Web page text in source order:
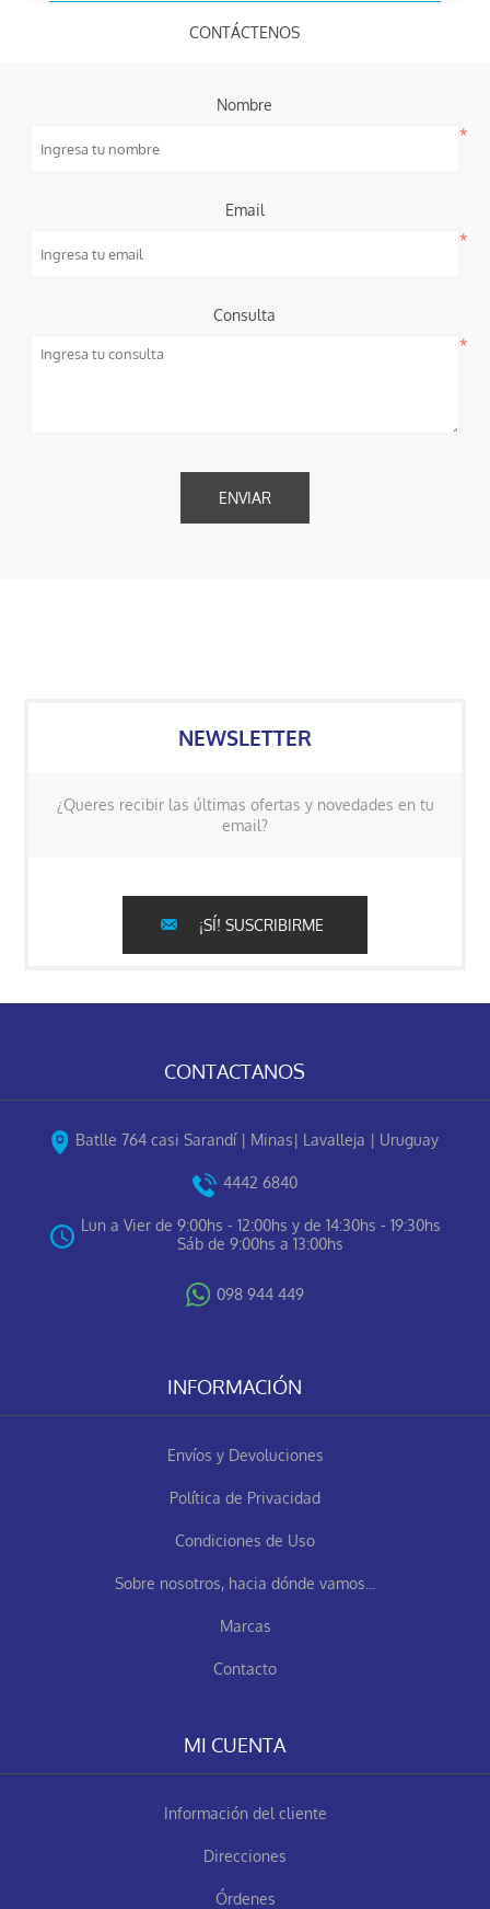
CONTÁCTENOS
Nombre
*
Email
*
Consulta
*
NEWSLETTER
¿Queres recibir las últimas ofertas y novedades en tu
email?
¡SÍ! SUSCRIBIRME
CONTACTANOS
Batlle 764 casi Sarandí | Minas| Lavalleja | Uruguay
4442 6840
Lun a Vier de 9:00hs - 12:00hs y de 14:30hs - 19:30hs
Sáb de 9:00hs a 13:00hs
098 944 449
INFORMACIÓN
Envíos y Devoluciones
Política de Privacidad
Condiciones de Uso
Sobre nosotros, hacia dónde vamos...
Marcas
Contacto
MI CUENTA
Información del cliente
Direcciones
Órdenes